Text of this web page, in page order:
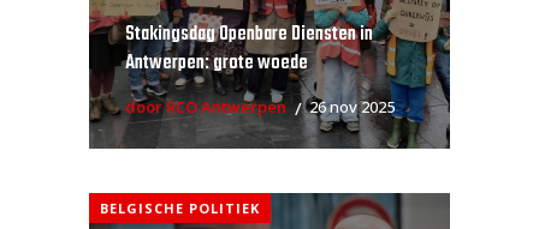
Stakingsdag Openbare Diensten in
Antwerpen: grote woede
door RCO Antwerpen 26 nov 2025
BELGISCHE POLITIEK